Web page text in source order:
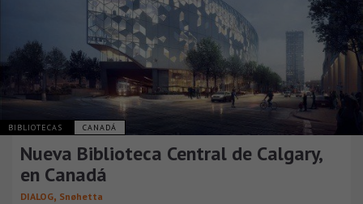
BIBLIOTECAS CANADÁ
Nueva Biblioteca Central de Calgary,
en Canadá
DIALOG, Snøhetta